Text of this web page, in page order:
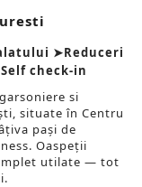
➤Reduceri
check-in
si
situate în Centru
pași de
Oaspeții
utilate — tot